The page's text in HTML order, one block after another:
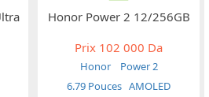
Honor Power 2 12/256GB
Prix 102 000 Da
Honor
Power 2
6.79 Pouces AMOLED